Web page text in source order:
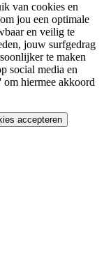
van cookies en
jou een optimale
en veilig te
jouw surfgedrag
te maken
social media en
hiermee akkoord
accepteren